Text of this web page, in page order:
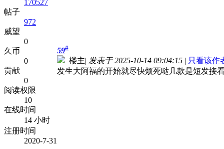
170527
帖子
972
威望
0
久币
0
贡献
0
阅读权限
10
在线时间
14 小时
注册时间
2020-7-31
59#
楼主| 发表于 2025-10-14 09:04:15 | 只看该作
发生大阿福的开始就尽快烦死哒几款是短发接